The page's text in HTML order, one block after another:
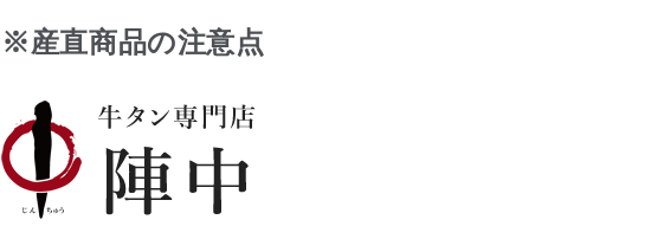
※産直商品の注意点